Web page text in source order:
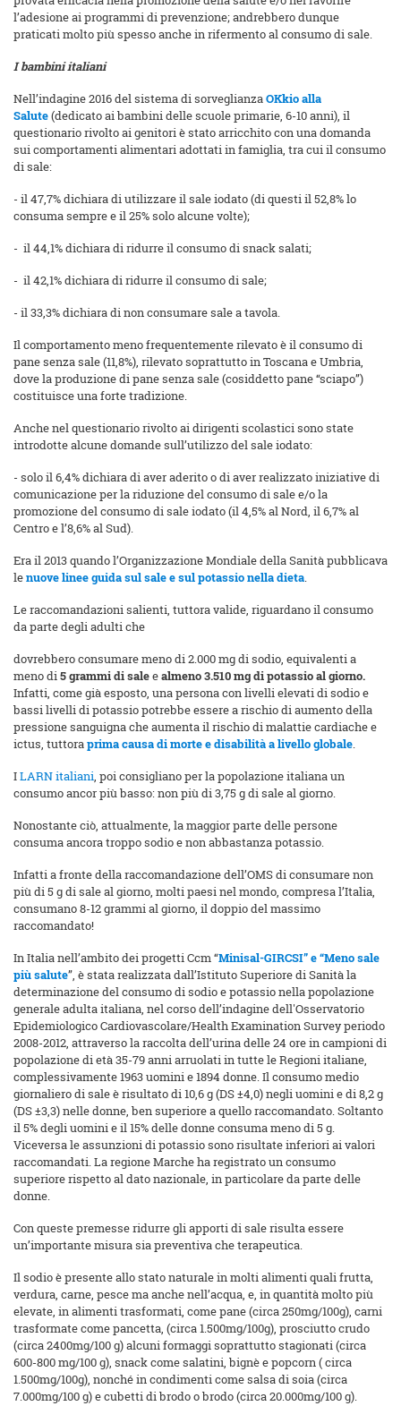
l’adesione ai programmi di prevenzione; andrebbero dunque
praticati molto più spesso anche in rifermento al consumo di sale.
I bambini italiani
Nell’indagine 2016 del sistema di sorveglianzaOKkio alla
Salute(dedicato ai bambini delle scuole primarie, 6-10 anni), il
questionario rivolto ai genitori è stato arricchito con una domanda
sui comportamenti alimentari adottati in famiglia, tra cui il consumo
di sale:
- il 47,7% dichiara di utilizzare il sale iodato (di questi il 52,8% lo
consuma sempre e il 25% solo alcune volte);
- il 44,1% dichiara di ridurre il consumo di snack salati;
- il 42,1% dichiara di ridurre il consumo di sale;
- il 33,3% dichiara di non consumare sale a tavola.
Il comportamento meno frequentemente rilevato è il consumo di
pane senza sale (11,8%), rilevato soprattutto in Toscana e Umbria,
dove la produzione di pane senza sale (cosiddetto pane “sciapo”)
costituisce una forte tradizione.
Anche nel questionario rivolto ai dirigenti scolastici sono state
introdotte alcune domande sull’utilizzo del sale iodato:
- solo il 6,4% dichiara di aver aderito o di aver realizzato iniziative di
comunicazione per la riduzione del consumo di sale e/o la
promozione del consumo di sale iodato (il 4,5% al Nord, il 6,7% al
Centro e l’8,6% al Sud).
Era il 2013 quando l’Organizzazione Mondiale della Sanità pubblicava
lenuove linee guida sul sale e sul potassio nella dieta.
Le raccomandazioni salienti, tuttora valide, riguardano il consumo
da parte degli adulti che
dovrebbero consumare meno di 2.000 mg di sodio, equivalenti a
meno di5 grammi di saleealmeno 3.510 mg di potassio al giorno.
Infatti, come già esposto, una persona con livelli elevati di sodio e
bassi livelli di potassio potrebbe essere a rischio di aumento della
pressione sanguigna che aumenta il rischio di malattie cardiache e
ictus, tuttoraprima causa di morte e disabilità a livello globale.
ILARN italiani, poi consigliano per la popolazione italiana un
consumo ancor più basso: non più di 3,75 g di sale al giorno.
Nonostante ciò, attualmente, la maggior parte delle persone
consuma ancora troppo sodio e non abbastanza potassio.
Infatti a fronte della raccomandazione dell’OMS di consumare non
più di 5 g di sale al giorno, molti paesi nel mondo, compresa l’Italia,
consumano 8-12 grammi al giorno, il doppio del massimo
raccomandato!
In Italia nell’ambito dei progetti Ccm “Minisal-GIRCSI” e “Meno sale
più salute”, è stata realizzata dall’Istituto Superiore di Sanità la
determinazione del consumo di sodio e potassio nella popolazione
generale adulta italiana, nel corso dell’indagine dell'Osservatorio
Epidemiologico Cardiovascolare/Health Examination Survey periodo
2008-2012, attraverso la raccolta dell’urina delle 24 ore in campioni di
popolazione di età 35-79 anni arruolati in tutte le Regioni italiane,
complessivamente 1963 uomini e 1894 donne. Il consumo medio
giornaliero di sale è risultato di 10,6 g (DS ±4,0) negli uomini e di 8,2 g
(DS ±3,3) nelle donne, ben superiore a quello raccomandato. Soltanto
il 5% degli uomini e il 15% delle donne consuma meno di 5 g.
Viceversa le assunzioni di potassio sono risultate inferiori ai valori
raccomandati. La regione Marche ha registrato un consumo
superiore rispetto al dato nazionale, in particolare da parte delle
donne.
Con queste premesse ridurre gli apporti di sale risulta essere
un’importante misura sia preventiva che terapeutica.
Il sodio è presente allo stato naturale in molti alimenti quali frutta,
verdura, carne, pesce ma anche nell’acqua, e, in quantità molto più
elevate, in alimenti trasformati, come pane (circa 250mg/100g), carni
trasformate come pancetta, (circa 1.500mg/100g), prosciutto crudo
(circa 2400mg/100 g) alcuni formaggi soprattutto stagionati (circa
600-800 mg/100 g), snack come salatini, bignè e popcorn ( circa
1.500mg/100g), nonché in condimenti come salsa di soia (circa
7.000mg/100 g) e cubetti di brodo o brodo (circa 20.000mg/100 g).